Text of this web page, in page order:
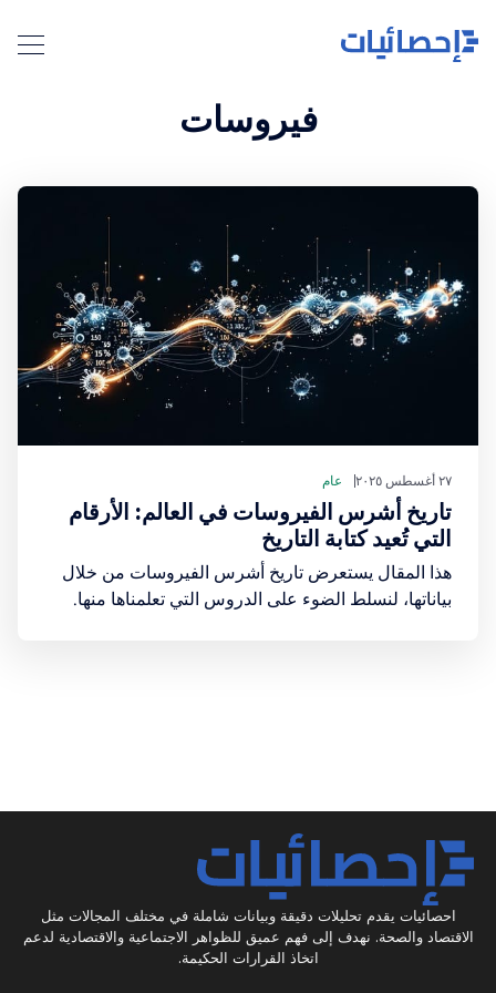
فيروسات
٢٧ أغسطس ٢٠٢٥ عام
تاريخ أشرس الفيروسات في العالم: الأرقام
التي تُعيد كتابة التاريخ
هذا المقال يستعرض تاريخ أشرس الفيروسات من خلال
بياناتها، لنسلط الضوء على الدروس التي تعلمناها منها.
احصائيات يقدم تحليلات دقيقة وبيانات شاملة في مختلف المجالات مثل
الاقتصاد والصحة. نهدف إلى فهم عميق للظواهر الاجتماعية والاقتصادية لدعم
اتخاذ القرارات الحكيمة.